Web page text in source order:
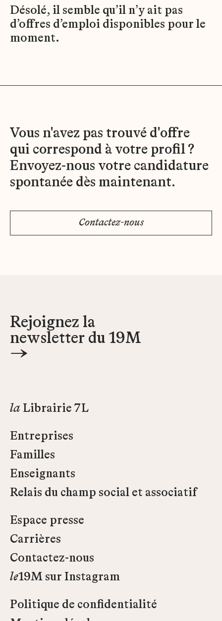
Désolé, il semble qu’il n’y ait pas
d’offres d’emploi disponibles pour le
moment.
Vous n'avez pas trouvé d'offre
qui correspond à votre profil ?
Envoyez-nous votre candidature
spontanée dès maintenant.
Contactez-nous
Rejoignez la
newsletter du 19M
→
la Librairie 7L
Entreprises
Familles
Enseignants
Relais du champ social et associatif
Espace presse
Carrières
Contactez-nous
le19M sur Instagram
Politique de confidentialité